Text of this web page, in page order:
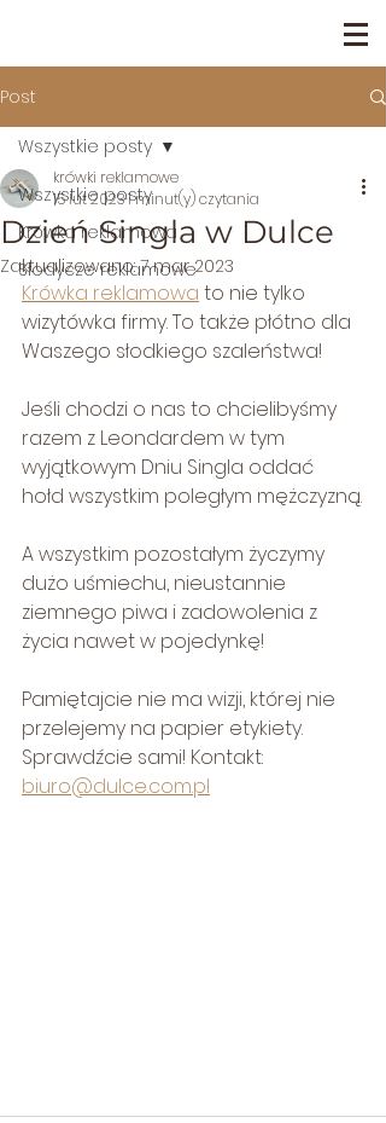
Post
Wszystkie posty
Krówka reklamowa
Słodycze reklamowe
Wszystkie posty
Dzień Singla w Dulce
krówki reklamowe
15 lut 20231 minut(y) czytania
Zaktualizowano:7 mar 2023
Krówka reklamowa to nie tylko
wizytówka firmy. To także płótno dla
Waszego słodkiego szaleństwa!
Jeśli chodzi o nas to chcielibyśmy
razem z Leondardem w tym
wyjątkowym Dniu Singla oddać
hołd wszystkim poległym mężczyzną.
A wszystkim pozostałym życzymy
dużo uśmiechu, nieustannie
ziemnego piwa i zadowolenia z
życia nawet w pojedynkę!
Pamiętajcie nie ma wizji, której nie
przelejemy na papier etykiety.
Sprawdźcie sami! Kontakt:
biuro@dulce.com.pl